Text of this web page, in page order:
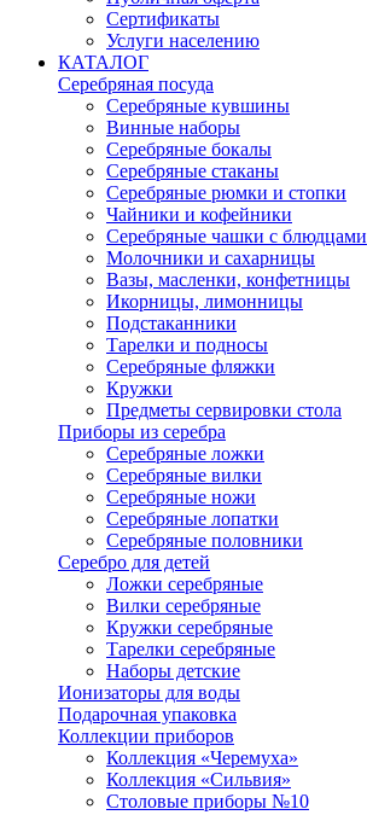
Сертификаты
Услуги населению
КАТАЛОГ
Серебряная посуда
Серебряные кувшины
Винные наборы
Серебряные бокалы
Серебряные стаканы
Серебряные рюмки и стопки
Чайники и кофейники
Серебряные чашки с блюдцами
Молочники и сахарницы
Вазы, масленки, конфетницы
Икорницы, лимонницы
Подстаканники
Тарелки и подносы
Серебряные фляжки
Кружки
Предметы сервировки стола
Приборы из серебра
Серебряные ложки
Серебряные вилки
Серебряные ножи
Серебряные лопатки
Серебряные половники
Серебро для детей
Ложки серебряные
Вилки серебряные
Кружки серебряные
Тарелки серебряные
Наборы детские
Ионизаторы для воды
Подарочная упаковка
Коллекции приборов
Коллекция «Черемуха»
Коллекция «Сильвия»
Столовые приборы №10